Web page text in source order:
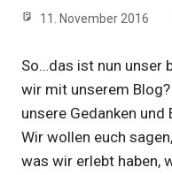
11. November 2016
So…das ist nun unser
wir mit unserem
unsere Gedanken
Wir wollen euch
was wir erlebt haben,